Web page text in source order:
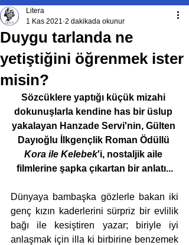
Duygu tarlanda ne
yetiştiğini öğrenmek ister
misin?
Litera
1 Kas 2021 2 dakikada okunur
Sözcüklere yaptığı küçük mizahi
dokunuşlarla kendine has bir üslup
yakalayan Hanzade Servi'nin, Gülten
Dayıoğlu İlkgençlik Roman Ödüllü
Kora ile Kelebek'i, nostaljik aile
filmlerine şapka çıkartan bir anlatı...
Dünyaya bambaşka gözlerle bakan iki
genç kızın kaderlerini sürpriz bir evlilik
bağı ile kesiştiren yazar; biriyle iyi
anlaşmak için illa ki birbirine benzemek